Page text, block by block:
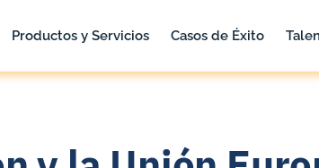
Productos y Servicios Casos de Éxito